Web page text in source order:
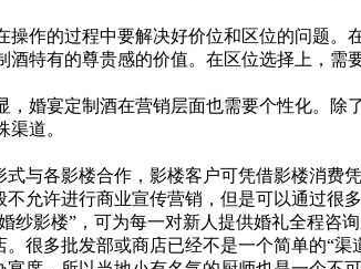
的过程中要解决好价位和区位的问题。
特有的尊贵感的价值。在区位选择上，
宴定制酒在营销层面也需要个性化。除
道。
各影楼合作，影楼客户可凭借影楼消费
许进行商业宣传营销，但是可以通过很
影楼”，可为每一对新人提供婚礼全程咨
多批发部或商店已经不是一个简单的“渠